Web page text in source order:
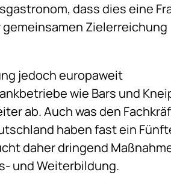
dass dies eine
gemeinsamen Zielerreichung
jedoch europaweit
wie Bars und
ab. Auch was den
haben fast ein
daher dringend
und Weiterbildung.